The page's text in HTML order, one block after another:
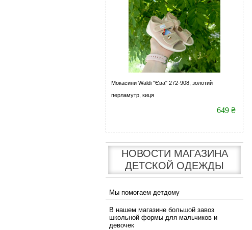
Мокасини Waldi "Єва" 272-908, золотий
перламутр, киця
649 ₴
НОВОСТИ МАГАЗИНА
ДЕТСКОЙ ОДЕЖДЫ
Мы помогаем детдому
В нашем магазине большой завоз
школьной формы для мальчиков и
девочек